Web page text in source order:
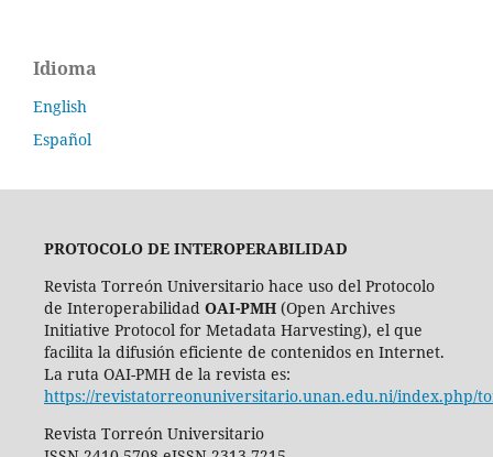
Idioma
English
Español
PROTOCOLO DE INTEROPERABILIDAD
Revista Torreón Universitario hace uso del Protocolo
de Interoperabilidad OAI-PMH(Open Archives
Initiative Protocol for Metadata Harvesting), el que
facilita la difusión eficiente de contenidos en Internet.
La ruta OAI-PMH de la revista es:
https://revistatorreonuniversitario.unan.edu.ni/index.php/
Revista Torreón Universitario